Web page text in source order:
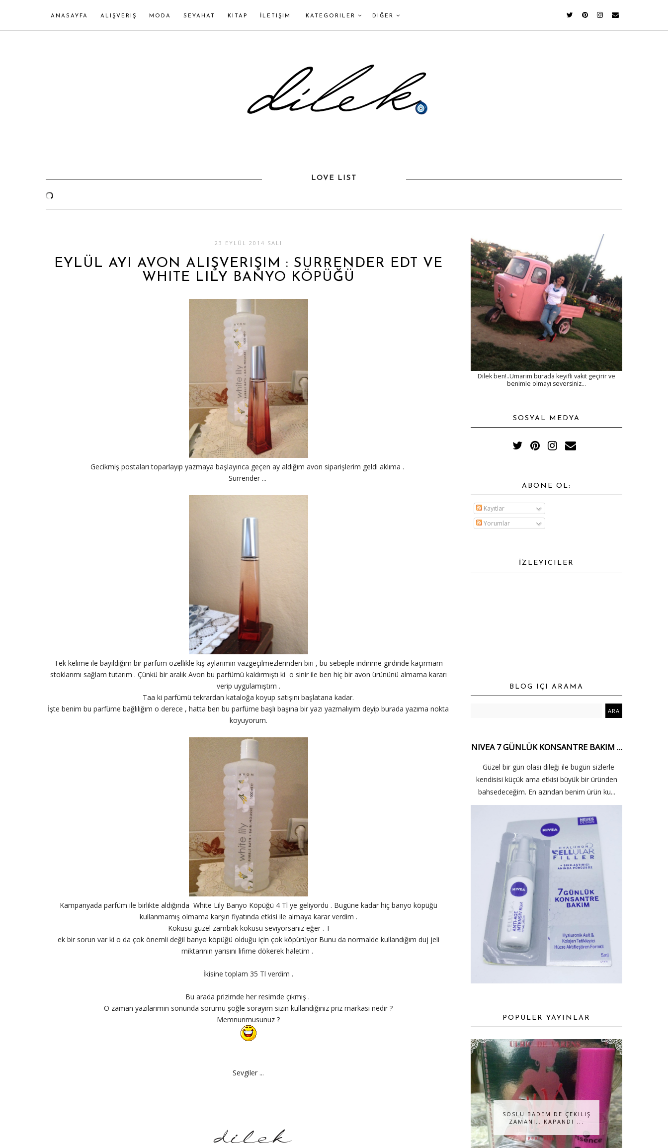
ANASAYFA ALIŞVERIŞ MODA SEYAHAT KITAP İLETIŞIM KATEGORILER DIĞER
LOVE LIST
23 EYLÜL 2014 SALI
EYLÜL AYI AVON ALIŞVERIŞIM : SURRENDER EDT VE
WHITE LILY BANYO KÖPÜĞÜ
Gecikmiş postaları toparlayıp yazmaya başlayınca geçen ay aldığım avon siparişlerim geldi aklıma .
Surrender ...
Tek kelime ile bayıldığım bir parfüm özellikle kış aylarımın vazgeçilmezlerinden biri , bu sebeple indirime girdinde kaçırmam
stoklarımı sağlam tutarım . Çünkü bir aralık Avon bu parfümü kaldırmıştı ki o sinir ile ben hiç bir avon ürününü almama kararı
verip uygulamıştım .
Taa ki parfümü tekrardan kataloğa koyup satışını başlatana kadar.
İşte benim bu parfüme bağlılığım o derece , hatta ben bu parfüme başlı başına bir yazı yazmalıyım deyip burada yazıma nokta
koyuyorum.
Kampanyada parfüm ile birlikte aldığında White Lily Banyo Köpüğü 4 Tl ye geliyordu . Bugüne kadar hiç banyo köpüğü
kullanmamış olmama karşın fiyatında etkisi ile almaya karar verdim .
Kokusu güzel zambak kokusu seviyorsanız eğer . T
ek bir sorun var ki o da çok önemli değil banyo köpüğü olduğu için çok köpürüyor Bunu da normalde kullandığım duj jeli
miktarının yarısını lifime dökerek haletim .
İkisine toplam 35 Tl verdim .
Bu arada prizimde her resimde çıkmış .
O zaman yazılarımın sonunda sorumu şöğle sorayım sizin kullandığınız priz markası nedir ?
Memnunmusunuz ?
Sevgiler ...
Dilek ben!..Umarım burada keyifli vakit geçirir ve
benimle olmayı seversiniz...
SOSYAL MEDYA
ABONE OL:
Kayıtlar
Yorumlar
İZLEYICILER
BLOG IÇI ARAMA
NIVEA 7 GÜNLÜK KONSANTRE BAKIM …
Güzel bir gün olası dileği ile bugün sizlerle
kendisisi küçük ama etkisi büyük bir üründen
bahsedeceğim. En azından benim ürün ku...
POPÜLER YAYINLAR
SOSLU BADEM DE ÇEKILIŞ
ZAMANI… KAPANDI ...